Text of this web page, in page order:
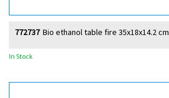
Bio ethanol table fire 35x18x14.2 cm
772737
In Stock